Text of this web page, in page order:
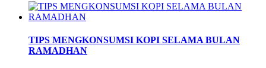
TIPS MENGKONSUMSI KOPI SELAMA BULAN
RAMADHAN